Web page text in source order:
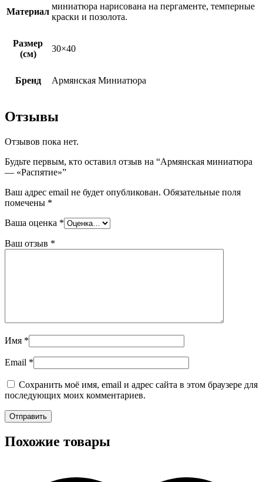
Материал
миниатюра нарисована на пергаменте, темперные
краски и позолота.
Размер
(см)
30×40
Бренд Армянская Миниатюра
Отзывы
Отзывов пока нет.
Будьте первым, кто оставил отзыв на “Армянская миниатюра
— «Распятие»”
Ваш адрес email не будет опубликован. Обязательные поля
помечены *
Ваша оценка *
Ваш отзыв *
Имя *
Email *
Сохранить моё имя, email и адрес сайта в этом браузере для
последующих моих комментариев.
Похожие товары